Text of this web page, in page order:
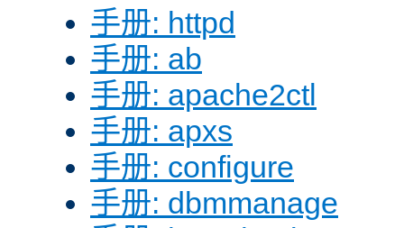
手册: httpd
手册: ab
手册: apache2ctl
手册: apxs
手册: configure
手册: dbmmanage